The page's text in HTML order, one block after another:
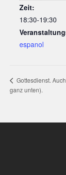
Zeit:
18:30-19:30
espanol
Gottesdienst.
ganz unten).